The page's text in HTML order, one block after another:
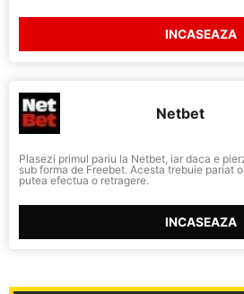
INCASEAZA
Netbet
Plasezi primul pariu la Netbet, iar daca e
sub forma de Freebet. Acesta trebuie pariat
putea efectua o retragere.
INCASEAZA